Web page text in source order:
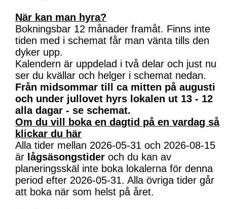
När kan man hyra?
Bokningsbar 12 månader framåt. Finns inte
tiden med i schemat får man vänta tills den
dyker upp.
Kalendern är uppdelad i två delar och just nu
ser du kvällar och helger i schemat nedan.
Från midsommar till ca mitten på augusti
och under jullovet hyrs lokalen ut 13 - 12
alla dagar - se schemat.
Om du vill boka en dagtid på en vardag så
klickar du här
Alla tider mellan 2026-05-31 och 2026-08-15
är lågsäsongstider och du kan av
planeringsskäl inte boka lokalerna för denna
period efter 2026-05-31. Alla övriga tider går
att boka när som helst på året.